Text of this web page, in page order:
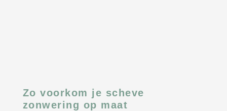
Zo voorkom je scheve
zonwering op maat